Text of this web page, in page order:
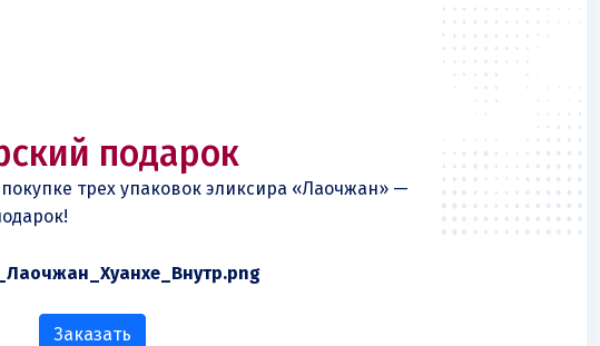
подарок
трех упаковок эликсира «Лаочжан» —
Заказать